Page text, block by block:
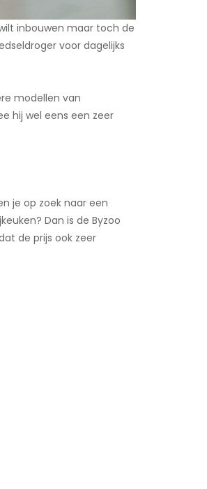
inbouwen maar toch de
voor dagelijks
modellen van
hij wel eens een zeer
je op zoek naar een
Dan is de Byzoo
de prijs ook zeer